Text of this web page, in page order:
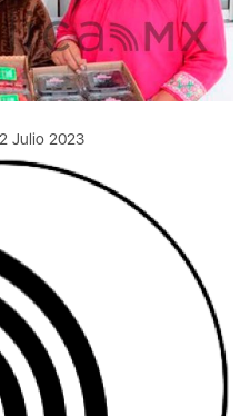
Julio 2023